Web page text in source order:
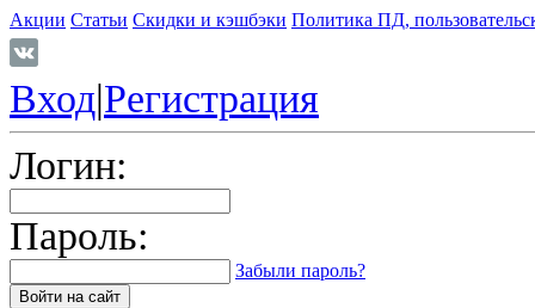
Акции Статьи Скидки и кэшбэки Политика ПД,
Вход|Регистрация
Логин:
Пароль:
Забыли пароль?